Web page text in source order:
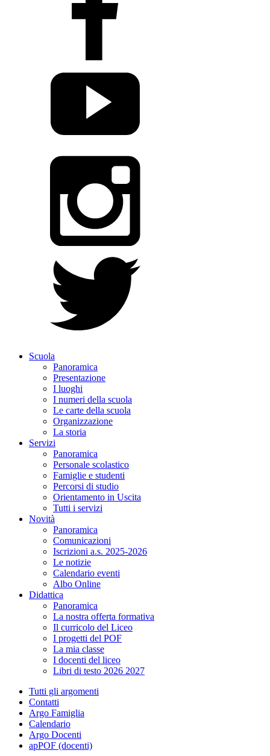
Scuola
Panoramica
Presentazione
I luoghi
I numeri della scuola
Le carte della scuola
Organizzazione
La storia
Servizi
Panoramica
Personale scolastico
Famiglie e studenti
Percorsi di studio
Orientamento in Uscita
Tutti i servizi
Novità
Panoramica
Comunicazioni
Iscrizioni a.s. 2025-2026
Le notizie
Calendario eventi
Albo Online
Didattica
Panoramica
La nostra offerta formativa
Il curricolo del Liceo
I progetti del POF
La mia classe
I docenti del liceo
Libri di testo 2026 2027
Tutti gli argomenti
Contatti
Argo Famiglia
Calendario
Argo Docenti
apPOF (docenti)